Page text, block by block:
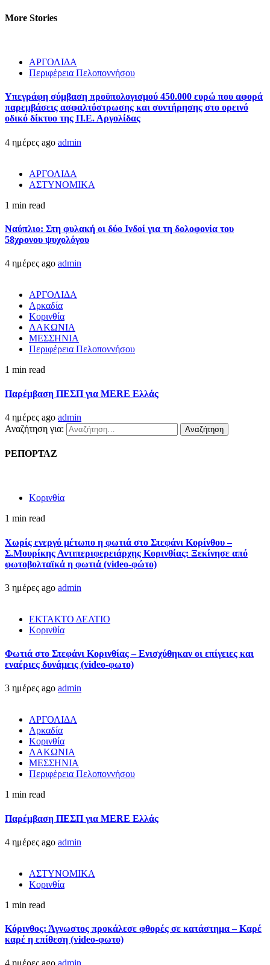
More Stories
ΑΡΓΟΛΙΔΑ
Περιφέρεια Πελοποννήσου
Υπεγράφη σύμβαση προϋπολογισμού 450.000 ευρώ που αφορά
παρεμβάσεις ασφαλτόστρωσης και συντήρησης στο ορεινό
οδικό δίκτυο της Π.Ε. Αργολίδας
4 ημέρες ago admin
ΑΡΓΟΛΙΔΑ
ΑΣΤΥΝΟΜΙΚΑ
1 min read
Ναύπλιο: Στη φυλακή οι δύο Ινδοί για τη δολοφονία του
58χρονου ψυχολόγου
4 ημέρες ago admin
ΑΡΓΟΛΙΔΑ
Αρκαδία
Κορινθία
ΛΑΚΩΝΙΑ
ΜΕΣΣΗΝΙΑ
Περιφέρεια Πελοποννήσου
1 min read
Παρέμβαση ΠΕΣΠ για MERE Ελλάς
4 ημέρες ago admin
Αναζήτηση για:
ΡΕΠΟΡΤΑΖ
Κορινθία
1 min read
Χωρίς ενεργό μέτωπο η φωτιά στο Στεφάνι Κορίνθου –
Σ.Μουρίκης Αντιπεριφερειάρχης Κορινθίας: Ξεκίνησε από
φωτοβολταϊκά η φωτιά (video-φώτο)
3 ημέρες ago admin
ΕΚΤΑΚΤΟ ΔΕΛΤΙΟ
Κορινθία
Φωτιά στο Στεφάνι Κορινθίας – Ενισχύθηκαν οι επίγειες και
εναέριες δυνάμεις (video-φωτο)
3 ημέρες ago admin
ΑΡΓΟΛΙΔΑ
Αρκαδία
Κορινθία
ΛΑΚΩΝΙΑ
ΜΕΣΣΗΝΙΑ
Περιφέρεια Πελοποννήσου
1 min read
Παρέμβαση ΠΕΣΠ για MERE Ελλάς
4 ημέρες ago admin
ΑΣΤΥΝΟΜΙΚΑ
Κορινθία
1 min read
Κόρινθος: Άγνωστος προκάλεσε φθορές σε κατάστημα – Καρέ
καρέ η επίθεση (video-φωτο)